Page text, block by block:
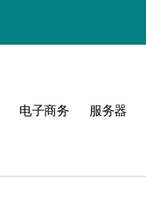
电子商务 服务器